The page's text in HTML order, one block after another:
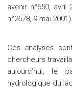
avenir n°650,
n°2678, 9 mai 2001).
Ces analyses
chercheurs
aujourd’hui, le
hydrologique du